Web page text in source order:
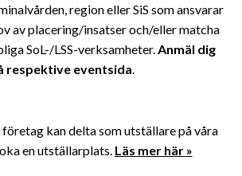
region eller SiS som ansvarar
av placering/insatser och/eller matcha
SoL-/LSS-verksamheter. Anmäl dig
respektive eventsida
kan delta som utställare på våra
en utställarplats. Läs mer här »